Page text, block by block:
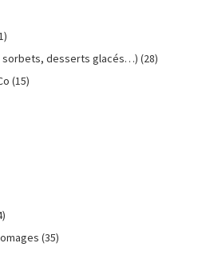
sorbets, desserts glacés…) (28)
(15)
(35)